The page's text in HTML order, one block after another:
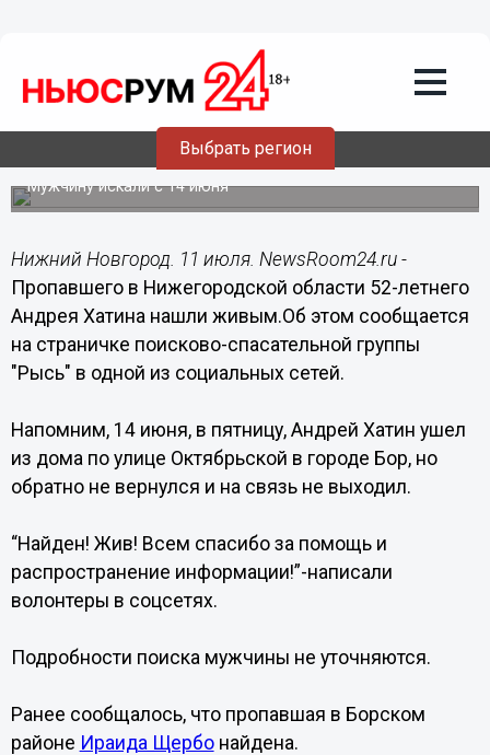
Выбрать регион
11.07.201917:06
Пропавший в Нижегородской области
Андрей Хатин найден
Мужчину искали с 14 июня
Нижний Новгород. 11 июля. NewsRoom24.ru -
Пропавшего в Нижегородской области 52-летнего
Андрея Хатина нашли живым.Об этом сообщается
на страничке поисково-спасательной группы
"Рысь" в одной из социальных сетей.
Напомним, 14 июня, в пятницу, Андрей Хатин ушел
из дома по улице Октябрьской в городе Бор, но
обратно не вернулся и на связь не выходил.
“Найден! Жив! Всем спасибо за помощь и
распространение информации!”-написали
волонтеры в соцсетях.
Подробности поиска мужчины не уточняются.
Ранее сообщалось, что пропавшая в Борском
районе Ираида Щербонайдена.